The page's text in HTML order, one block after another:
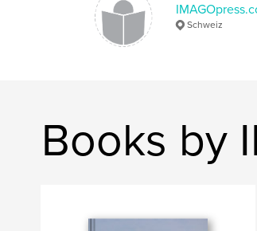
Schweiz
Books by